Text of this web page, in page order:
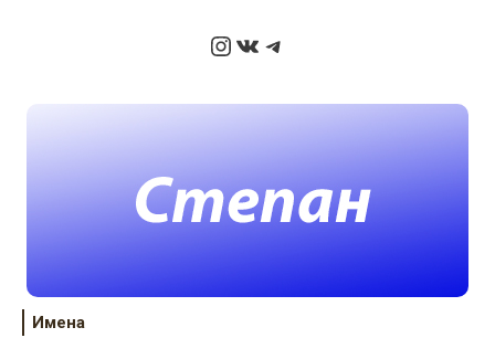
Instagram
ВКонтакте
Telegram
Имена